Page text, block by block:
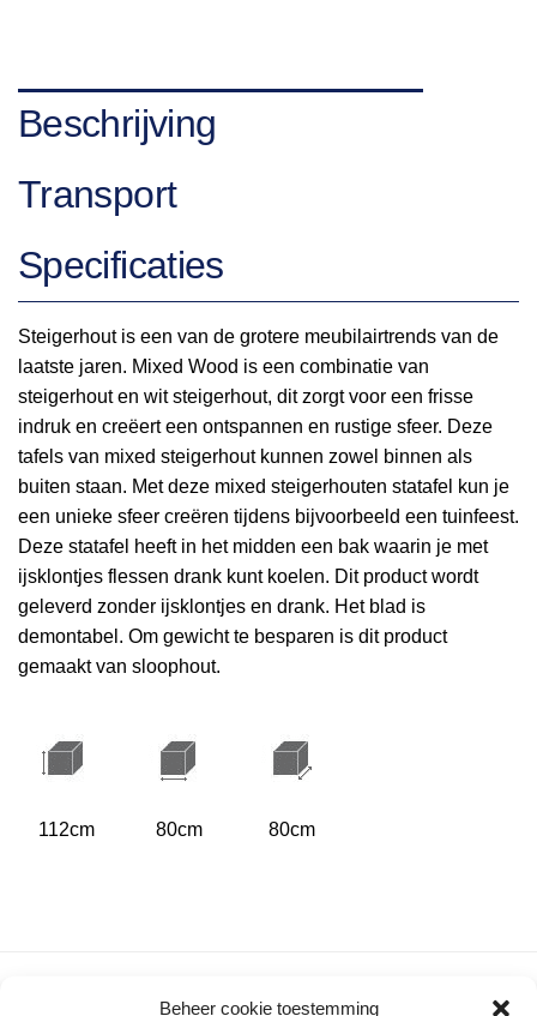
Beheer cookie toestemming
Beschrijving
Transport
Specificaties
Steigerhout is een van de grotere meubilairtrends van de
laatste jaren. Mixed Wood is een combinatie van
steigerhout en wit steigerhout, dit zorgt voor een frisse
indruk en creëert een ontspannen en rustige sfeer. Deze
tafels van mixed steigerhout kunnen zowel binnen als
buiten staan. Met deze mixed steigerhouten statafel kun je
een unieke sfeer creëren tijdens bijvoorbeeld een tuinfeest.
Deze statafel heeft in het midden een bak waarin je met
ijsklontjes flessen drank kunt koelen. Dit product wordt
geleverd zonder ijsklontjes en drank. Het blad is
demontabel. Om gewicht te besparen is dit product
gemaakt van sloophout.
112cm 80cm 80cm